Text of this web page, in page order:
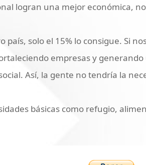
logran una mejor económica,
solo el 15% lo consigue. Si
empresas y
Así, la gente no tendría la
básicas como refugio,